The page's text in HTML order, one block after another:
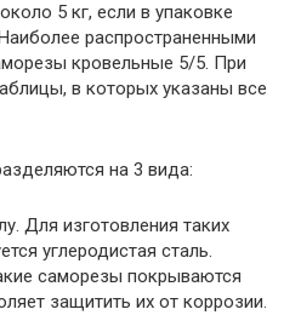
5 кг, если в упаковке
распространенными
кровельные 5/5. При
в которых указаны все
на 3 вида:
Для изготовления таких
углеродистая сталь.
саморезы покрываются
защитить их от коррозии.